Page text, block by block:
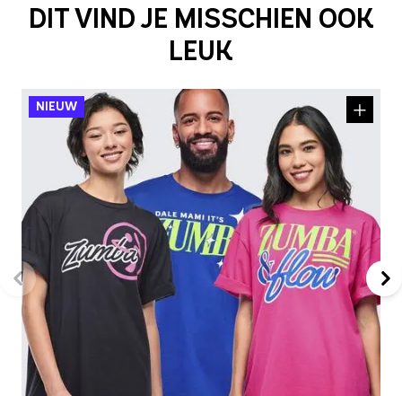
DIT VIND JE MISSCHIEN OOK
LEUK